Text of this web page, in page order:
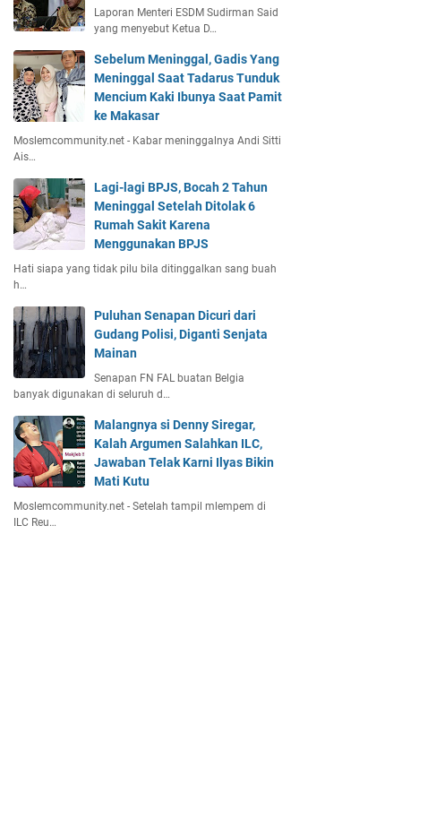
Laporan Menteri ESDM Sudirman Said
yang menyebut Ketua D…
Sebelum Meninggal, Gadis Yang
Meninggal Saat Tadarus Tunduk
Mencium Kaki Ibunya Saat Pamit
ke Makasar
Moslemcommunity.net - Kabar meninggalnya Andi Sitti
Ais…
Lagi-lagi BPJS, Bocah 2 Tahun
Meninggal Setelah Ditolak 6
Rumah Sakit Karena
Menggunakan BPJS
Hati siapa yang tidak pilu bila ditinggalkan sang buah
h…
Puluhan Senapan Dicuri dari
Gudang Polisi, Diganti Senjata
Mainan
Senapan FN FAL buatan Belgia
banyak digunakan di seluruh d…
Malangnya si Denny Siregar,
Kalah Argumen Salahkan ILC,
Jawaban Telak Karni Ilyas Bikin
Mati Kutu
Moslemcommunity.net - Setelah tampil mlempem di
ILC Reu…